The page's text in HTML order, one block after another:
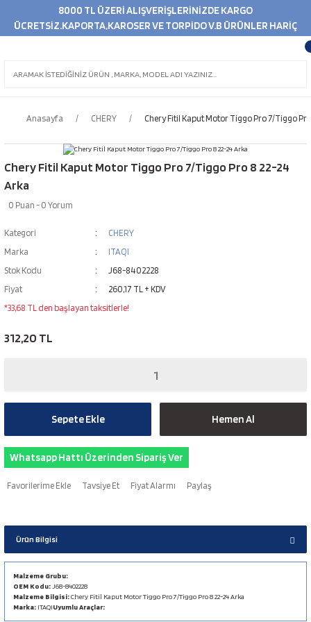
8000 TL ÜZERİ ALIŞVERİŞLERİNİZDE KARGO
ÜCRETSİZ.KAPORTA,KAROSER VE TORPİDO V.B ÜRÜNLER HARİÇ
Anasayfa CHERY Chery Fitil Kaput Motor Tiggo Pro 7/Tiggo
Chery Fitil Kaput Motor Tiggo Pro 7/Tiggo Pro 8 22-24
Arka
0 Puan - 0 Yorum
Kategori
CHERY
Marka
ITAQI
Stok Kodu
J68-8402228
Fiyat
260,17 TL + KDV
*33,68 TL den başlayan taksitlerle!
312,20 TL
Sepete Ekle Hemen Al
Whatsapp Hattı Üzerinden Sipariş Ver
Tavsiye Et Fiyat Alarmı Paylaş
Ürün Bilgisi
Malzeme Grubu:
OEM Kodu: J68-8402228
Malzeme Bilgisi:Chery Fitil Kaput Motor Tiggo Pro 7/Tiggo Pro 8 22-24 Arka
Marka: ITAQIUyumlu Araçlar: